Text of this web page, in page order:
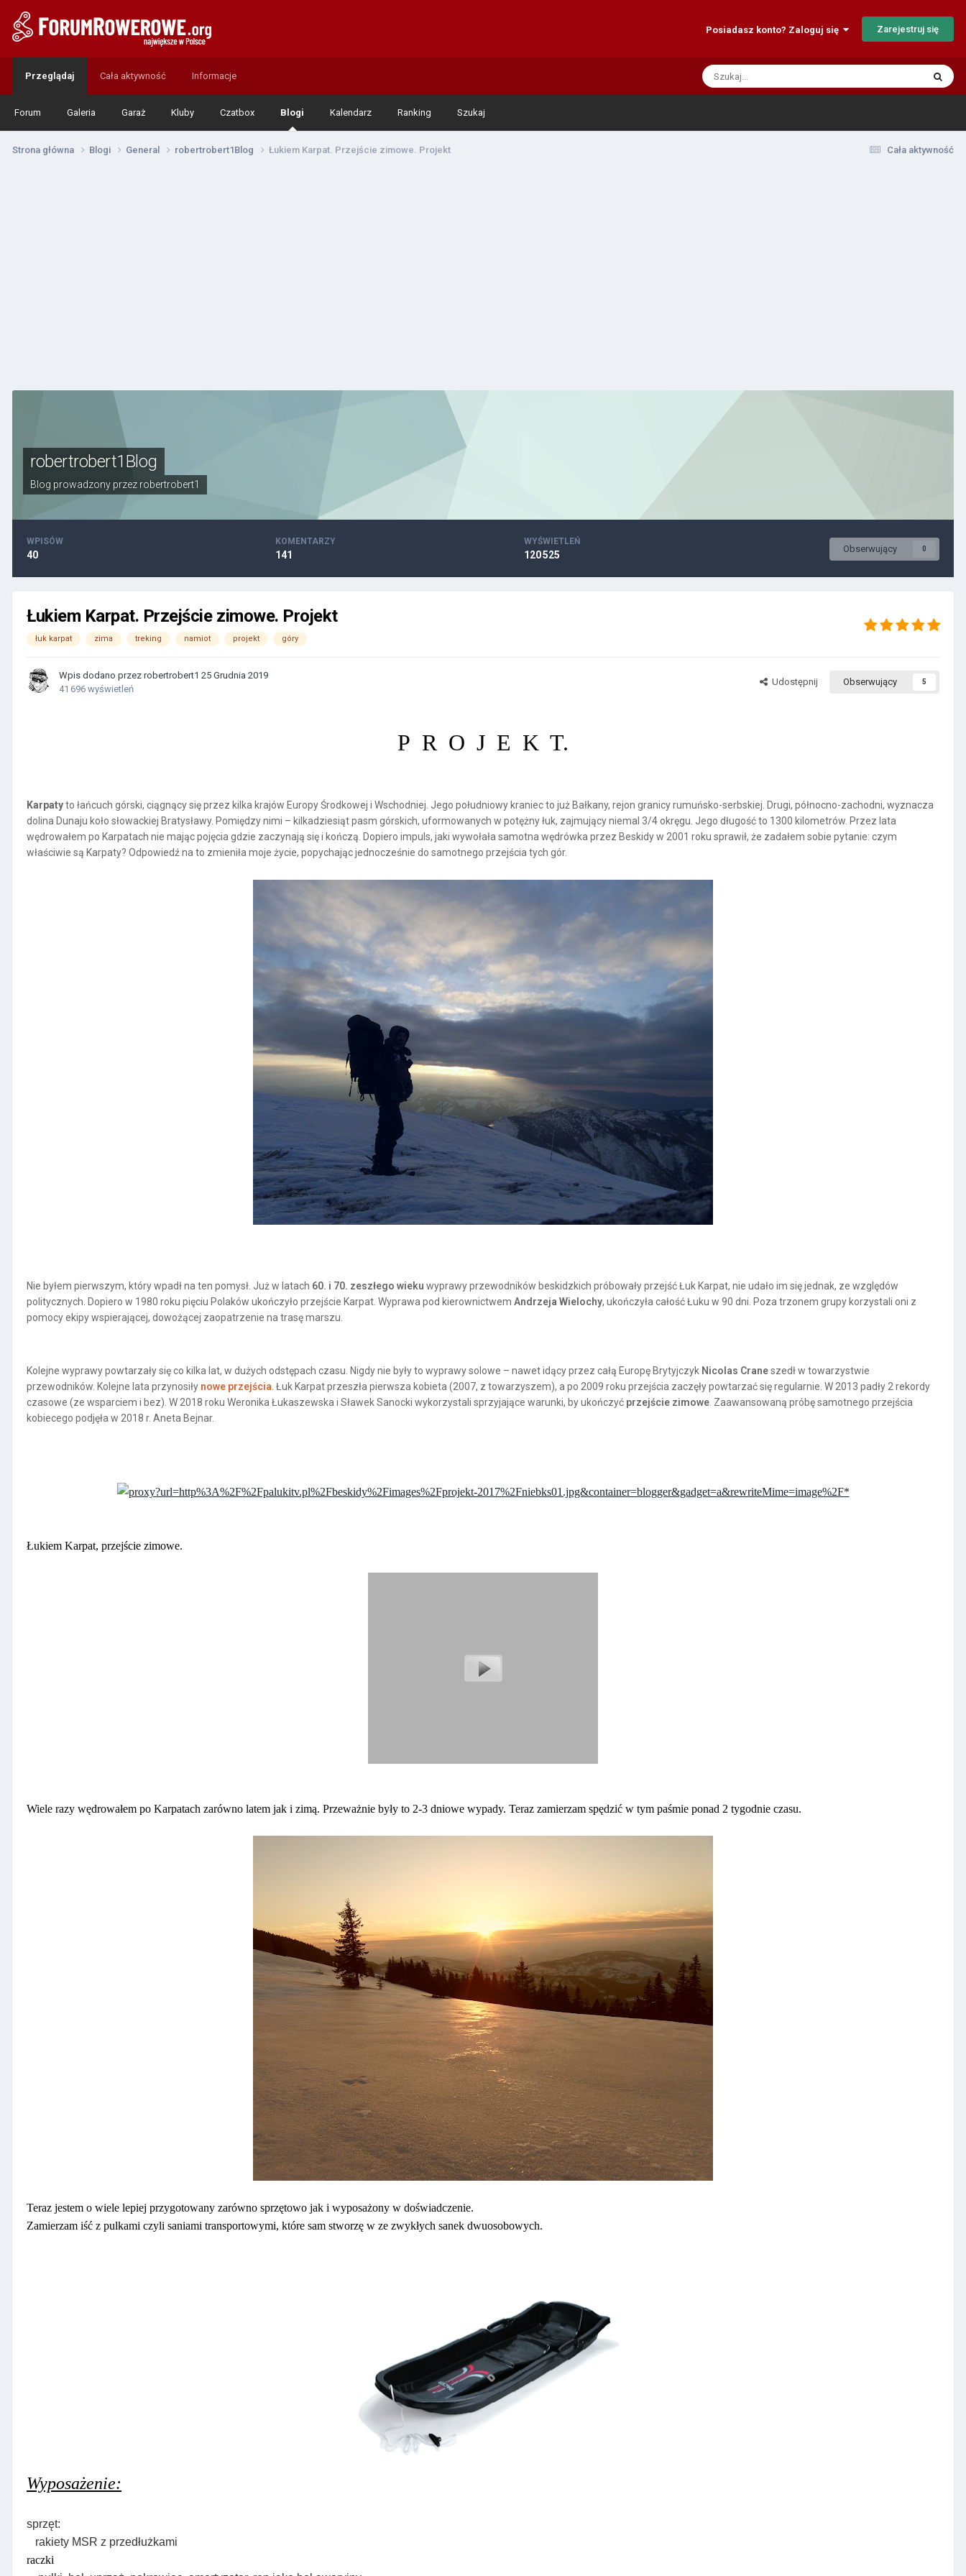
Posiadasz konto? Zaloguj się Zarejestruj się
Przeglądaj
Forum Galeria Garaż Kluby Czatbox Blogi Kalendarz Ranking Szukaj
Cała aktywność Informacje
Cała aktywność
Strona główna Blogi General robertrobert1Blog Łukiem Karpat. Przejście zimowe. Projekt
robertrobert1Blog
Blog prowadzony przez robertrobert1
Obserwujący 0
WPISÓW
40
KOMENTARZY
141
WYŚWIETLEŃ
120 525
Łukiem Karpat. Przejście zimowe. Projekt
łuk karpat zima treking namiot projekt góry
Wpis dodano przez robertrobert1 25 Grudnia 2019
41 696 wyświetleń
Udostępnij Obserwujący 5
P R O J E K T.
Karpatyto łańcuch górski, ciągnący się przez kilka krajów Europy Środkowej i Wschodniej. Jego południowy kraniec to już Bałkany, rejon granicy rumuńsko-serbskiej. Drugi, północno-zachodni, wyznacza
dolina Dunaju koło słowackiej Bratysławy. Pomiędzy nimi – kilkadziesiąt pasm górskich, uformowanych w potężny łuk, zajmujący niemal 3/4 okręgu. Jego długość to 1300 kilometrów. Przez lata
wędrowałem po Karpatach nie mając pojęcia gdzie zaczynają się i kończą. Dopiero impuls, jaki wywołała samotna wędrówka przez Beskidy w 2001 roku sprawił, że zadałem sobie pytanie: czym
właściwie są Karpaty? Odpowiedź na to zmieniła moje życie, popychając jednocześnie do samotnego przejścia tych gór.
Nie byłem pierwszym, który wpadł na ten pomysł. Już w latach 60. i 70. zeszłego wieku wyprawy przewodników beskidzkich próbowały przejść Łuk Karpat, nie udało im się jednak, ze względów
politycznych. Dopiero w 1980 roku pięciu Polaków ukończyło przejście Karpat. Wyprawa pod kierownictwem Andrzeja Wielochy, ukończyła całość Łuku w 90 dni. Poza trzonem grupy korzystali oni z
pomocy ekipy wspierającej, dowożącej zaopatrzenie na trasę marszu.
Kolejne wyprawy powtarzały się co kilka lat, w dużych odstępach czasu. Nigdy nie były to wyprawy solowe – nawet idący przez całą Europę Brytyjczyk Nicolas Craneszedł w towarzystwie
przewodników. Kolejne lata przynosiły nowe przejścia . Łuk Karpat przeszła pierwsza kobieta (2007, z towarzyszem), a po 2009 roku przejścia zaczęły powtarzać się regularnie. W 2013 padły 2 rekordy
czasowe (ze wsparciem i bez). W 2018 roku Weronika Łukaszewska i Sławek Sanocki wykorzystali sprzyjające warunki, by ukończyć przejście zimowe . Zaawansowaną próbę samotnego przejścia
kobiecego podjęła w 2018 r. Aneta Bejnar.
Łukiem Karpat, przejście zimowe.
Wiele razy wędrowałem po Karpatach zarówno latem jak i zimą. Przeważnie były to 2-3 dniowe wypady. Teraz zamierzam spędzić w tym paśmie ponad 2 tygodnie czasu.
Teraz jestem o wiele lepiej przygotowany zarówno sprzętowo jak i wyposażony w doświadczenie.
Zamierzam iść z pulkami czyli saniami transportowymi, które sam stworzę w ze zwykłych sanek dwuosobowych.
Wyposażenie:
sprzęt:
rakiety MSR z przedłużkami
raczki